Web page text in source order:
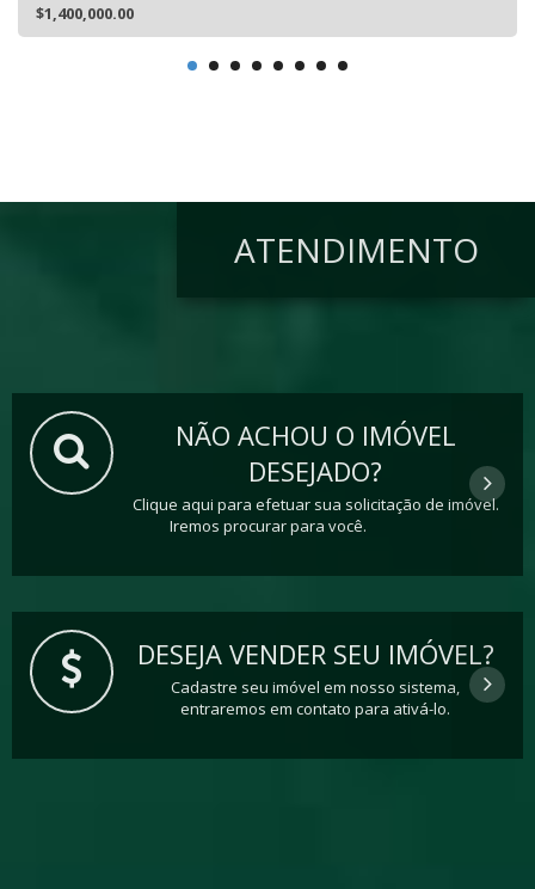
$1,400,000.00
ATENDIMENTO
NÃO ACHOU O IMÓVEL
DESEJADO?
Clique aqui para efetuar sua solicitação de imóvel.
Iremos procurar para você.
DESEJA VENDER SEU IMÓVEL?
Cadastre seu imóvel em nosso sistema,
entraremos em contato para ativá-lo.